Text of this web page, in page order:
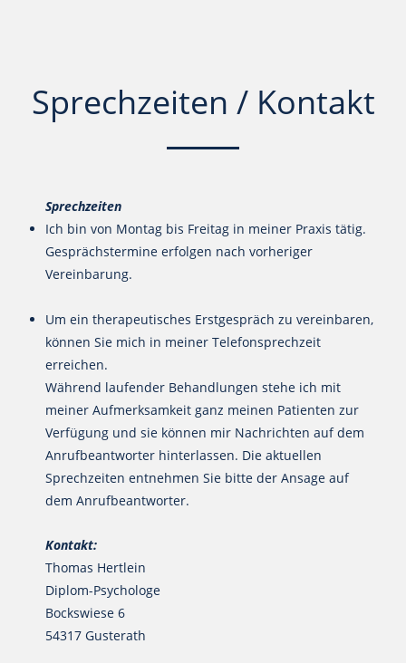
Sprechzeiten / Kontakt
Sprechzeiten
Ich bin von Montag bis Freitag in meiner Praxis tätig.
Gesprächstermine erfolgen nach vorheriger
Vereinbarung.
Um ein therapeutisches Erstgespräch zu vereinbaren,
können Sie mich in meiner Telefonsprechzeit
erreichen.
Während laufender Behandlungen stehe ich mit
meiner Aufmerksamkeit ganz meinen Patienten zur
Verfügung und sie können mir Nachrichten auf dem
Anrufbeantworter hinterlassen. Die aktuellen
Sprechzeiten entnehmen Sie bitte der Ansage auf
dem Anrufbeantworter.
Kontakt:
Thomas Hertlein
Diplom-Psychologe
Bockswiese 6
54317 Gusterath